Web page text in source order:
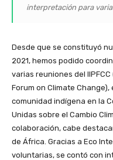
interpretación para
Desde que se constituyó
2021, hemos podido
varias reuniones del
Forum on Climate
comunidad indígena en la
Unidas sobre el Cambio
colaboración, cabe
de África. Gracias a Eco
voluntarias, se contó con